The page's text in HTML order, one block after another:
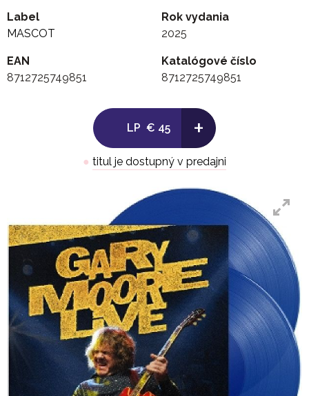
3. Walking By Myself
4. The Blues is Alright
Label
MASCOT
Rok vydania
2025
EAN
8712725749851
Katalógové číslo
8712725749851
LP € 45 +
● titul je dostupný v predajni